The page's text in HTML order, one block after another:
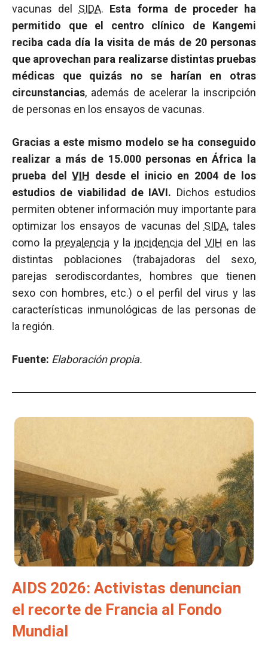
vacunas del SIDA. Esta forma de proceder ha
permitido que el centro clínico de Kangemi
reciba cada día la visita de más de 20 personas
que aprovechan para realizarse distintas pruebas
médicas que quizás no se harían en otras
circunstancias, además de acelerar la inscripción
de personas en los ensayos de vacunas.
Gracias a este mismo modelo se ha conseguido
realizar a más de 15.000 personas en África la
prueba delVIH desde el inicio en 2004 de los
estudios de viabilidad de IAVI. Dichos estudios
permiten obtener información muy importante para
optimizar los ensayos de vacunas del SIDA, tales
como la prevalencia y la incidencia del VIH en las
distintas poblaciones (trabajadoras del sexo,
parejas serodiscordantes, hombres que tienen
sexo con hombres, etc.) o el perfil del virus y las
características inmunológicas de las personas de
la región.
Fuente: Elaboración propia.
AIDS 2026: Activistas denuncian
el recorte de Francia al Fondo
Mundial